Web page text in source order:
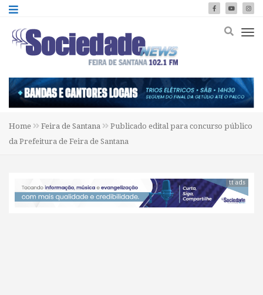
Home Feira de Santana
Publicado edital para concurso público
da Prefeitura de Feira de Santana
tt ads